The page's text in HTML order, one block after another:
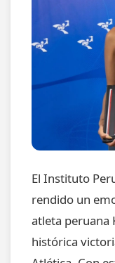
El Instituto
rendido un
atleta peruana
histórica